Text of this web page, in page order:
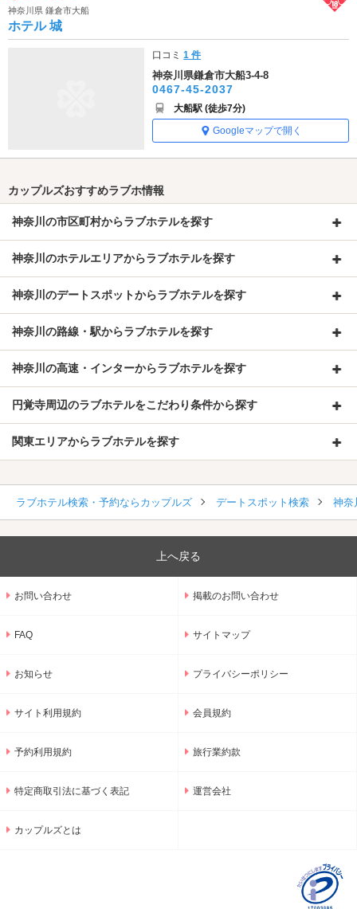
神奈川県 鎌倉市大船
ホテル 城
口コミ1 件
神奈川県鎌倉市大船3-4-8
0467-45-2037
大船駅 (徒歩7分)
Googleマップで開く
カップルズおすすめラブホ情報
神奈川の市区町村からラブホテルを探す
神奈川のホテルエリアからラブホテルを探す
神奈川のデートスポットからラブホテルを探す
神奈川の路線・駅からラブホテルを探す
神奈川の高速・インターからラブホテルを探す
円覚寺周辺のラブホテルをこだわり条件から探す
関東エリアからラブホテルを探す
ラブホテル検索・予約ならカップルズ デートスポット検索 神奈
上へ戻る
お問い合わせ 掲載のお問い合わせ
FAQ サイトマップ
お知らせ プライバシーポリシー
サイト利用規約 会員規約
予約利用規約 旅行業約款
特定商取引法に基づく表記 運営会社
カップルズとは